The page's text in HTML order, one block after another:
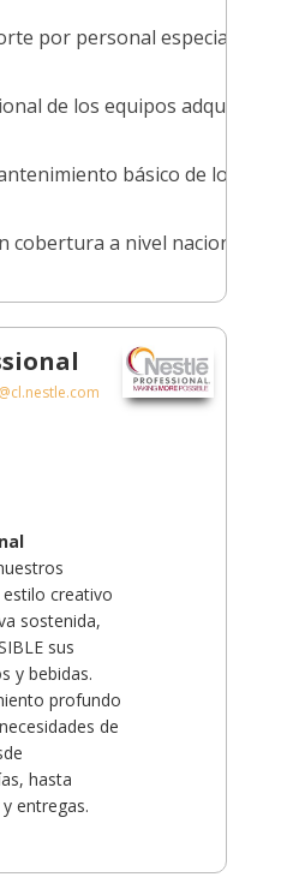
por personal especializado a
de los equipos adquiridos
básico de los
cobertura a nivel nacional.
creativo
sostenida,
sus
y bebidas.
profundo
de
hasta
entregas.